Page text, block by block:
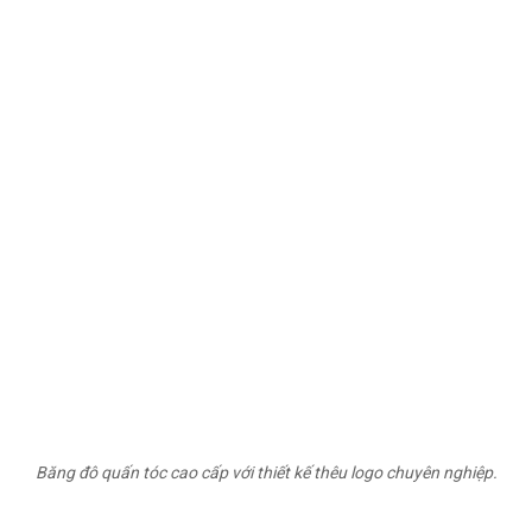
Băng đô quấn tóc cao cấp với thiết kế thêu logo chuyên nghiệp.